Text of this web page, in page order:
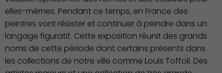
elles-mêmes. Pendant ce temps, en France des
peintres vont résister et continuer à peindre dans un
langage figuratif. Cette exposition réunit des grands
noms de cette période dont certains présents dans
les collections de notre ville comme Louis Toffoli. Des